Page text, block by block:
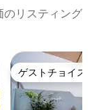
のリスティング
ゲストチョイス
ゲストチョイス